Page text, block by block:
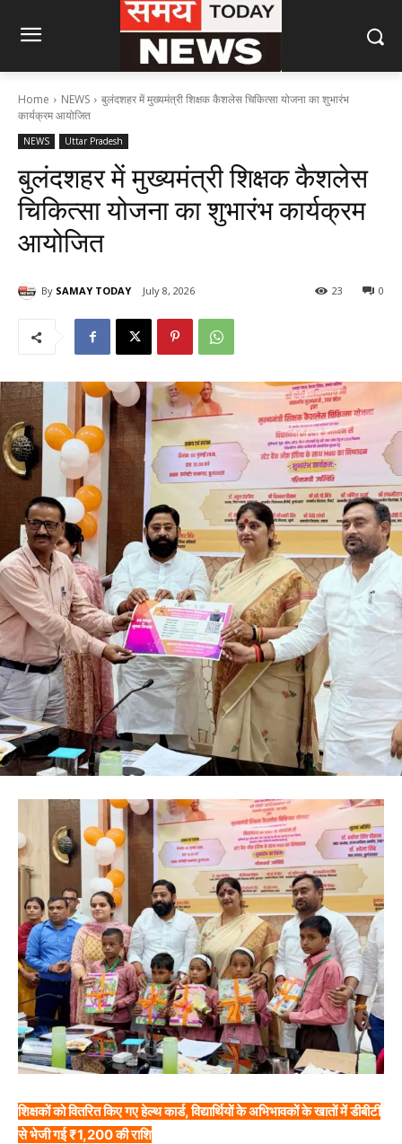
Home NEWS
बुलंदशहर में मुख्यमंत्री शिक्षक कैशलेस चिकित्सा योजना का शुभारंभ
कार्यक्रम आयोजित
NEWS Uttar Pradesh
बुलंदशहर में मुख्यमंत्री शिक्षक कैशलेस
चिकित्सा योजना का शुभारंभ कार्यक्रम
आयोजित
By SAMAY TODAY July 8, 2026 0
23
शिक्षकों को वितरित किए गए हेल्थ कार्ड, विद्यार्थियों के अभिभावकों के खातों में डीबीटी
से भेजी गई ₹1,200 की राशि